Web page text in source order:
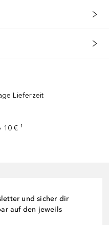
Lieferzeit
€ ¹
und sicher dir
auf den jeweils